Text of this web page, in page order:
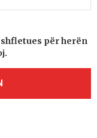
për herën